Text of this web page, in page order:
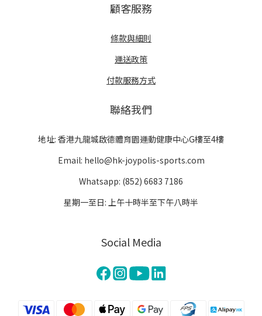
顧客服務
條款與細則
運送政策
付款服務方式
聯絡我們
地址: 香港九龍城啟德體育園運動健康中心G樓至4樓
Email: hello@hk-joypolis-sports.com
Whatsapp: (852) 6683 7186
星期一至日: 上午十時半至下午八時半
Social Media